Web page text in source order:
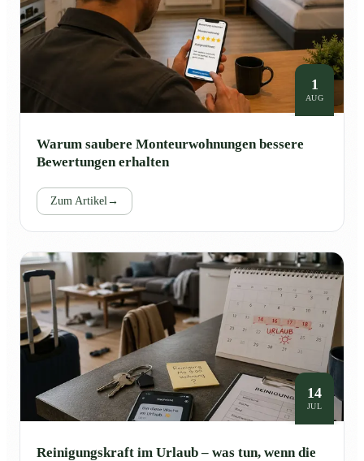
1
AUG
Warum saubere Monteurwohnungen bessere
Bewertungen erhalten
Zum Artikel →
14
JUL
Reinigungskraft im Urlaub – was tun, wenn die